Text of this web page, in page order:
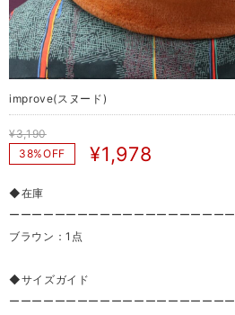
improve(スヌード)
¥3,190
38%OFF
¥1,978
◆在庫
ーーーーーーーーーーーーーーーーーーーー
ブラウン：1点
◆サイズガイド
ーーーーーーーーーーーーーーーーーーーー